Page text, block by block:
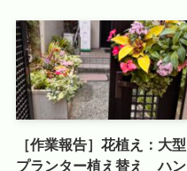
［作業報告］花植え：大型
プランター植え替え ハン